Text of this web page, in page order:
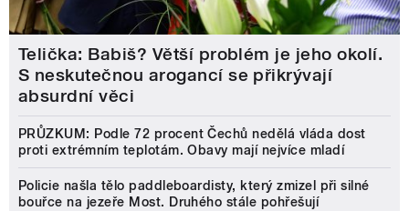
Telička: Babiš? Větší problém je jeho okolí.
S neskutečnou arogancí se přikrývají
absurdní věci
PRŮZKUM: Podle 72 procent Čechů nedělá vláda dost
proti extrémním teplotám. Obavy mají nejvíce mladí
Policie našla tělo paddleboardisty, který zmizel při silné
bouřce na jezeře Most. Druhého stále pohřešují